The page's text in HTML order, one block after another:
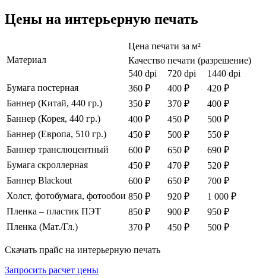
Цены на интерьерную печать
Материал
Цена печати за м²
Качество печати (разрешение)
540 dpi
720 dpi
1440 dpi
Бумага постерная
360 ₽ 400 ₽
420 ₽
Баннер (Китай, 440 гр.)
350 ₽ 370 ₽
400 ₽
Баннер (Корея, 440 гр.)
400 ₽ 450 ₽
500 ₽
Баннер (Европа, 510 гр.)
450 ₽ 500 ₽
550 ₽
Баннер транслюцентный
600 ₽ 650 ₽
690 ₽
Бумага скроллерная
450 ₽ 470 ₽
520 ₽
Баннер Blackout
600 ₽ 650 ₽
700 ₽
Холст, фотобумага, фотообои 850 ₽ 920 ₽
1 000 ₽
Пленка – пластик ПЭТ
850 ₽ 900 ₽
950 ₽
Пленка (Мат./Гл.)
370 ₽ 450 ₽ 500 ₽
Скачать прайс на интерьерную печать
Запросить расчет цены